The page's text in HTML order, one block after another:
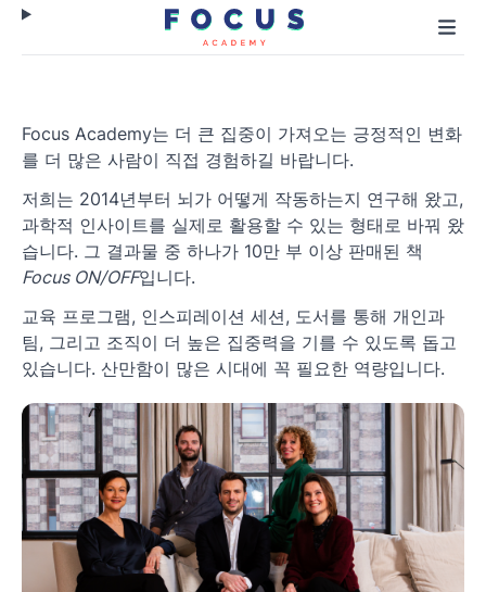
Focus Academy는 더 큰 집중이 가져오는 긍정적인 변화
를 더 많은 사람이 직접 경험하길 바랍니다.
저희는 2014년부터 뇌가 어떻게 작동하는지 연구해 왔고,
과학적 인사이트를 실제로 활용할 수 있는 형태로 바꿔 왔
습니다. 그 결과물 중 하나가 10만 부 이상 판매된 책
Focus ON/OFF입니다.
교육 프로그램, 인스피레이션 세션, 도서를 통해 개인과
팀, 그리고 조직이 더 높은 집중력을 기를 수 있도록 돕고
있습니다. 산만함이 많은 시대에 꼭 필요한 역량입니다.